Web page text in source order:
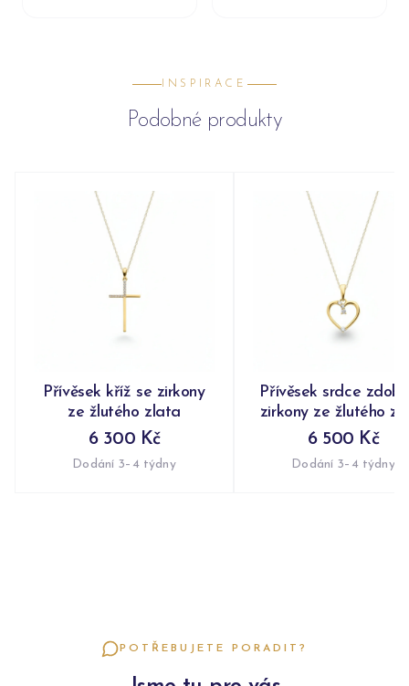
INSPIRACE
Podobné produkty
Přívěsek kříž se zirkony
ze žlutého zlata
6 300 Kč
Dodání 3–4 týdny
Přívěsek srdce
zirkony ze žlutého
6 500 Kč
Dodání 3–4 týdny
POTŘEBUJETE PORADIT?